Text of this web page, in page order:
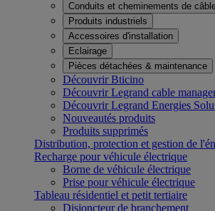
Conduits et cheminements de
Produits industriels
Accessoires d'installation
Eclairage
Pièces détachées & maintenance
Découvrir Bticino
Découvrir Legrand cable
Découvrir Legrand Energies
Nouveautés produits
Produits supprimés
Distribution, protection et gestion de
Recharge pour véhicule électrique
Borne de véhicule électrique
Prise pour véhicule électrique
Tableau résidentiel et petit tertiaire
Disjoncteur de branchement